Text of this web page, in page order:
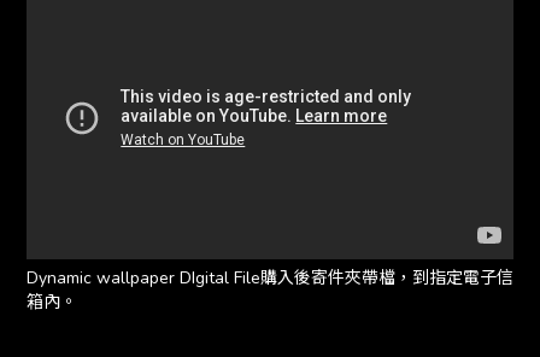
Dynamic wallpaper DIgital File購入後寄件夾帶檔，到指定電子信
箱內。